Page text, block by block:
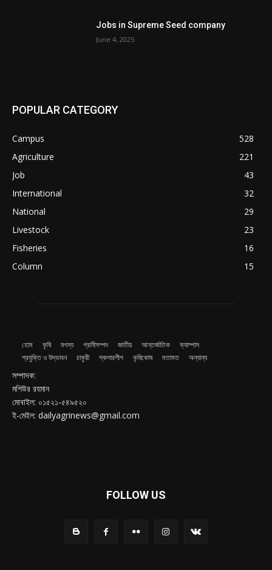
Jobs in Supreme Seed company
June 4, 2025
POPULAR CATEGORY
Campus
528
Agriculture
221
Job
43
International
32
National
29
Livestock
23
Fisheries
16
Column
15
হোম কৃষি মৎস্য প্রানীসম্পদ জাতীয় আন্তর্জাতিক
ক্যাম্পাস
প্রযুক্তি ও উদ্ভাবন
চাকুরী স্কলারশীপ কৃষিকোষ মতামত অন্যান্য
সম্পাদক:
মশিউর রহমান
মোবাইল: ০১৫২১-৫৪৯৫২০
ই-মেইল: dailyagrinews@gmail.com
FOLLOW US